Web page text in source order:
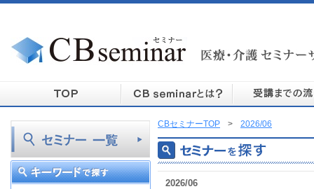
CBセミナーTOP > 2026/06
2026/06